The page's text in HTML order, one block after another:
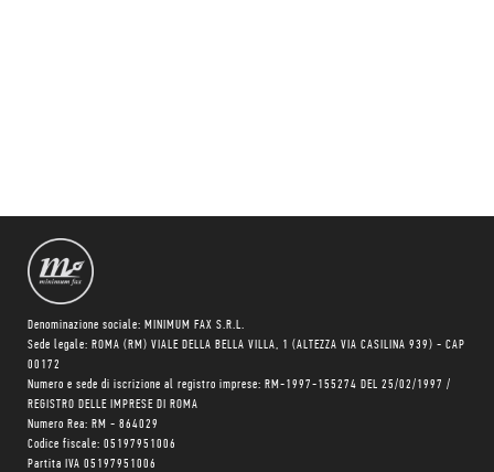
Denominazione sociale: MINIMUM FAX S.R.L.
Sede legale: ROMA (RM) VIALE DELLA BELLA VILLA, 1 (ALTEZZA VIA CASILINA 939) - CAP
00172
Numero e sede di iscrizione al registro imprese: RM-1997-155274 DEL 25/02/1997 /
REGISTRO DELLE IMPRESE DI ROMA
Numero Rea: RM - 864029
Codice fiscale: 05197951006
Partita IVA 05197951006